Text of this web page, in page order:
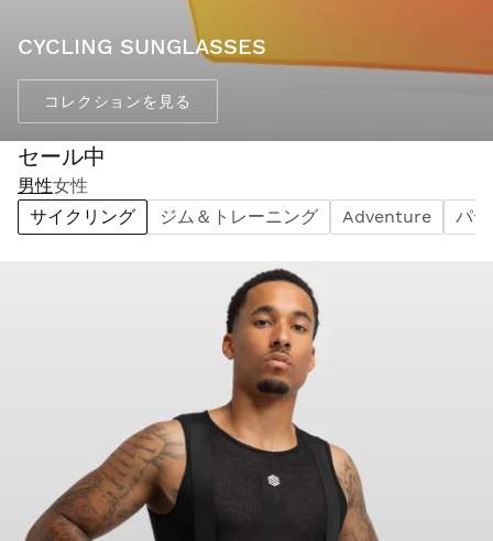
CYCLING SUNGLASSES
コレクションを見る
セール中
男性女性
サイクリング
ジム＆トレーニング Adventure パ